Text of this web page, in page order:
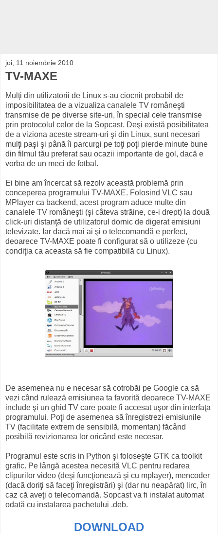
joi, 11 noiembrie 2010
TV-MAXE
Mulţi din utilizatorii de Linux s-au ciocnit probabil de
imposibilitatea de a vizualiza canalele TV româneşti
transmise de pe diverse site-uri, în special cele transmise
prin protocolul celor de la Sopcast. Deşi există posibilitatea
de a viziona aceste stream-uri şi din Linux, sunt necesari
mulţi paşi şi până îi parcurgi pe toţi poţi pierde minute bune
din filmul tău preferat sau ocazii importante de gol, dacă e
vorba de un meci de fotbal.
Ei bine am încercat să rezolv această problemă prin
conceperea programului TV-MAXE. Folosind VLC sau
MPlayer ca backend, acest program aduce multe din
canalele TV româneşti (şi câteva străine, ce-i drept) la două
click-uri distanţă de utilizatorul dornic de digerat emisiuni
televizate. Iar dacă mai ai şi o telecomandă e perfect,
deoarece TV-MAXE poate fi configurat să o utilizeze (cu
condiţia ca aceasta să fie compatibilă cu Linux).
De asemenea nu e necesar să cotrobăi pe Google ca să
vezi când rulează emisiunea ta favorită deoarece TV-MAXE
include şi un ghid TV care poate fi accesat uşor din interfaţa
programului. Poţi de asemenea să înregistrezi emisiunile
TV (facilitate extrem de sensibilă, momentan) făcând
posibilă revizionarea lor oricând este necesar.
Programul este scris in Python şi foloseşte GTK ca toolkit
grafic. Pe lângă acestea necesită VLC pentru redarea
clipurilor video (deşi funcţionează şi cu mplayer), mencoder
(dacă doriţi să faceţi înregistrări) şi (dar nu neapărat) lirc, în
caz că aveţi o telecomandă. Sopcast va fi instalat automat
odată cu instalarea pachetului .deb.
DOWNLOAD